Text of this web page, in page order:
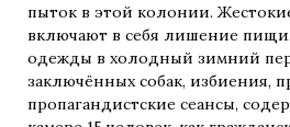
пыток в этой колонии.
включают в себя лишение
одежды в холодный зимний
заключённых собак, избиения,
пропагандистские сеансы,